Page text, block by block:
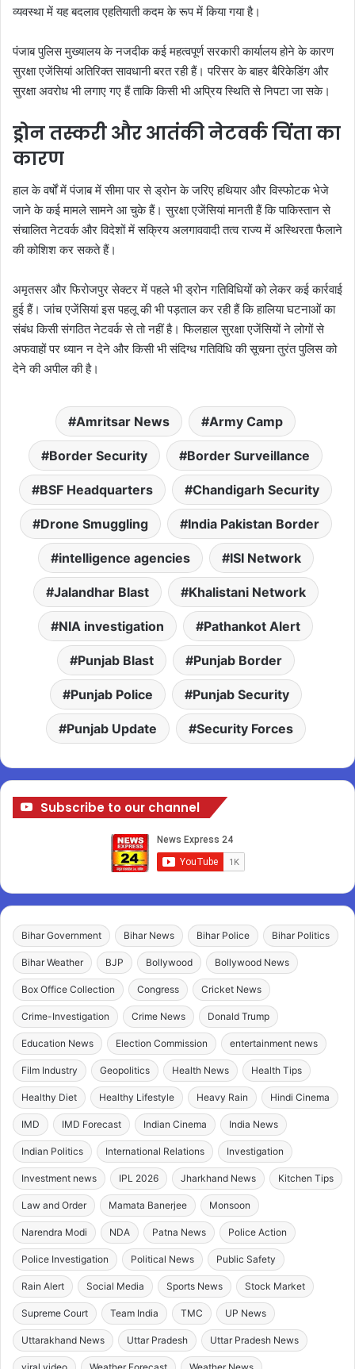
व्यवस्था में यह बदलाव एहतियाती कदम के रूप में किया गया है।
पंजाब पुलिस मुख्यालय के नजदीक कई महत्वपूर्ण सरकारी कार्यालय होने के कारण
सुरक्षा एजेंसियां अतिरिक्त सावधानी बरत रही हैं। परिसर के बाहर बैरिकेडिंग और
सुरक्षा अवरोध भी लगाए गए हैं ताकि किसी भी अप्रिय स्थिति से निपटा जा सके।
ड्रोन तस्करी और आतंकी नेटवर्क चिंता का
कारण
हाल के वर्षों में पंजाब में सीमा पार से ड्रोन के जरिए हथियार और विस्फोटक भेजे
जाने के कई मामले सामने आ चुके हैं। सुरक्षा एजेंसियां मानती हैं कि पाकिस्तान से
संचालित नेटवर्क और विदेशों में सक्रिय अलगाववादी तत्व राज्य में अस्थिरता फैलाने
की कोशिश कर सकते हैं।
अमृतसर और फिरोजपुर सेक्टर में पहले भी ड्रोन गतिविधियों को लेकर कई कार्रवाई
हुई हैं। जांच एजेंसियां इस पहलू की भी पड़ताल कर रही हैं कि हालिया घटनाओं का
संबंध किसी संगठित नेटवर्क से तो नहीं है। फिलहाल सुरक्षा एजेंसियों ने लोगों से
अफवाहों पर ध्यान न देने और किसी भी संदिग्ध गतिविधि की सूचना तुरंत पुलिस को
देने की अपील की है।
Amritsar News Army Camp
Border Security Border Surveillance
BSF Headquarters Chandigarh Security
Drone Smuggling India Pakistan Border
intelligence agencies ISI Network
Jalandhar Blast Khalistani Network
NIA investigation Pathankot Alert
Punjab Blast Punjab Border
Punjab Police Punjab Security
Punjab Update Security Forces
Subscribe to our channel
Bihar Government Bihar News Bihar Police Bihar Politics
Bihar Weather BJP Bollywood Bollywood News
Box Office Collection Congress Cricket News
Crime-Investigation Crime News Donald Trump
Education News Election Commission entertainment news
Film Industry Geopolitics Health News Health Tips
Healthy Diet Healthy Lifestyle Heavy Rain Hindi Cinema
IMD IMD Forecast Indian Cinema India News
Indian Politics International Relations Investigation
Investment news IPL 2026 Jharkhand News Kitchen Tips
Law and Order Mamata Banerjee Monsoon
Narendra Modi NDA Patna News Police Action
Police Investigation Political News Public Safety
Rain Alert Social Media Sports News Stock Market
Supreme Court Team India TMC UP News
Uttarakhand News Uttar Pradesh Uttar Pradesh News